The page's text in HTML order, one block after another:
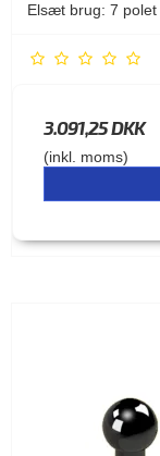
Elsæt brug: 7 polet
3.091,25 DKK
(inkl. moms)